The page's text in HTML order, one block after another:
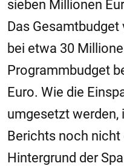
sieben Millionen
Das Gesamtbudget
bei etwa 30
Programmbudget
Euro. Wie die
umgesetzt werden,
Berichts noch
Hintergrund der